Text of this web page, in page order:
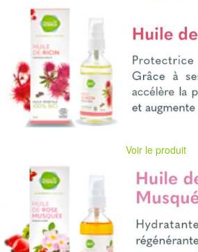
Voir le produit